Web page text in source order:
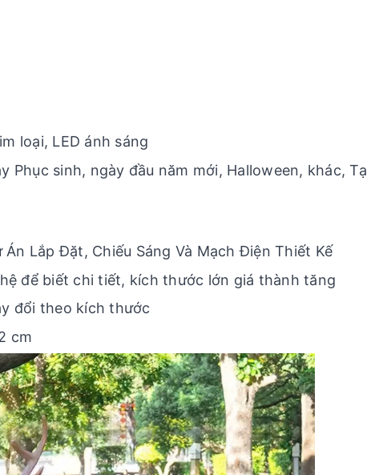
loại, LED ánh sáng
Phục sinh, ngày đầu năm mới, Halloween, khác, Tạ
Lắp Đặt, Chiếu Sáng Và Mạch Điện Thiết Kế
để biết chi tiết, kích thước lớn giá thành tăng
đổi theo kích thước
cm